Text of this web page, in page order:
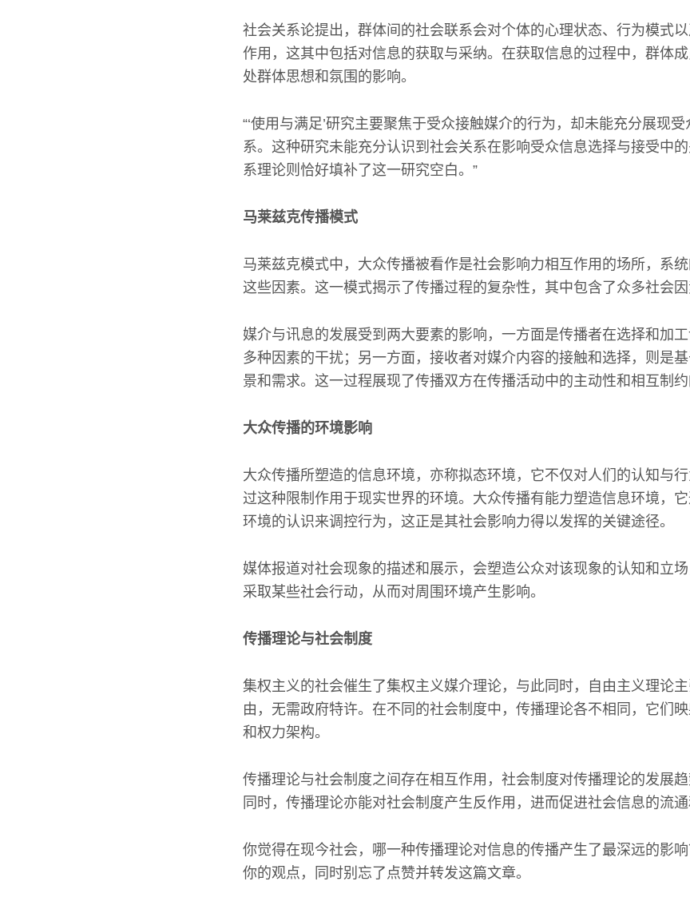
社会关系论提出，群体间的社会联系会对个体的心理状态、行为模式
作用，这其中包括对信息的获取与采纳。在获取信息的过程中，群体
处群体思想和氛围的影响。
“‘使用与满足’研究主要聚焦于受众接触媒介的行为，却未能充分展现
系。这种研究未能充分认识到社会关系在影响受众信息选择与接受中
系理论则恰好填补了这一研究空白。”
马莱兹克传播模式
马莱兹克模式中，大众传播被看作是社会影响力相互作用的场所，系
这些因素。这一模式揭示了传播过程的复杂性，其中包含了众多社会因
媒介与讯息的发展受到两大要素的影响，一方面是传播者在选择和加
多种因素的干扰；另一方面，接收者对媒介内容的接触和选择，则是
景和需求。这一过程展现了传播双方在传播活动中的主动性和相互制约
大众传播的环境影响
大众传播所塑造的信息环境，亦称拟态环境，它不仅对人们的认知与
过这种限制作用于现实世界的环境。大众传播有能力塑造信息环境，
环境的认识来调控行为，这正是其社会影响力得以发挥的关键途径。
媒体报道对社会现象的描述和展示，会塑造公众对该现象的认知和立场
采取某些社会行动，从而对周围环境产生影响。
传播理论与社会制度
集权主义的社会催生了集权主义媒介理论，与此同时，自由主义理论
由，无需政府特许。在不同的社会制度中，传播理论各不相同，它们
和权力架构。
传播理论与社会制度之间存在相互作用，社会制度对传播理论的发展趋
同时，传播理论亦能对社会制度产生反作用，进而促进社会信息的流通
你觉得在现今社会，哪一种传播理论对信息的传播产生了最深远的影
你的观点，同时别忘了点赞并转发这篇文章。